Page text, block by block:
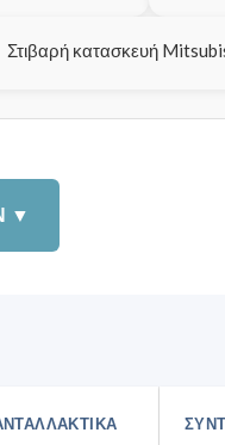
Στιβαρή κατασκευή
▼